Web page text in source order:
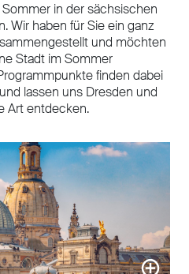
in der sächsischen
Wir haben für Sie ein ganz
und möchten
Stadt im Sommer
finden dabei
lassen uns Dresden und
Art entdecken.